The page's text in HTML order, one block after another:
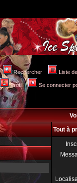
Rechercher Liste
Profil Se connecter
Tout à